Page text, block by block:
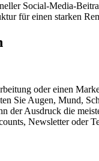
Social-Media-
für einen starken
oder einen
Sie Augen, Mund,
der Ausdruck die
Newsletter oder